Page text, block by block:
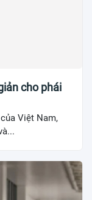
cho phái
Việt Nam,